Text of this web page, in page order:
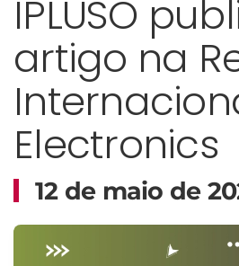
IPLUSO
artigo na
Electronics
12 de maio de